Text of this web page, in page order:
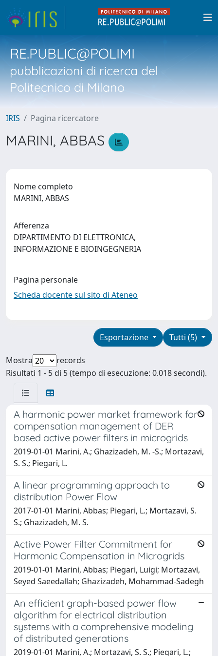
RE.PUBLIC@POLIMI
pubblicazioni di ricerca del
Politecnico di Milano
IRIS Pagina ricercatore
MARINI, ABBAS
Nome completo
MARINI, ABBAS
Afferenza
DIPARTIMENTO DI ELETTRONICA,
INFORMAZIONE E BIOINGEGNERIA
Pagina personale
Scheda docente sul sito di Ateneo
Tutti (5)
Esportazione
Mostra
records
Risultati 1 - 5 di 5 (tempo di esecuzione: 0.018 secondi).
A harmonic power market framework for
compensation management of DER
based active power filters in microgrids
2019-01-01 Marini, A.; Ghazizadeh, M. -S.; Mortazavi,
S. S.; Piegari, L.
A linear programming approach to
distribution Power Flow
2017-01-01 Marini, Abbas; Piegari, L.; Mortazavi, S.
S.; Ghazizadeh, M. S.
Active Power Filter Commitment for
Harmonic Compensation in Microgrids
2019-01-01 Marini, Abbas; Piegari, Luigi; Mortazavi,
Seyed Saeedallah; Ghazizadeh, Mohammad-Sadegh
An efficient graph-based power flow
algorithm for electrical distribution
systems with a comprehensive modeling
of distributed generations
2019-01-01 Marini, A.; Mortazavi, S. S.; Piegari, L.;